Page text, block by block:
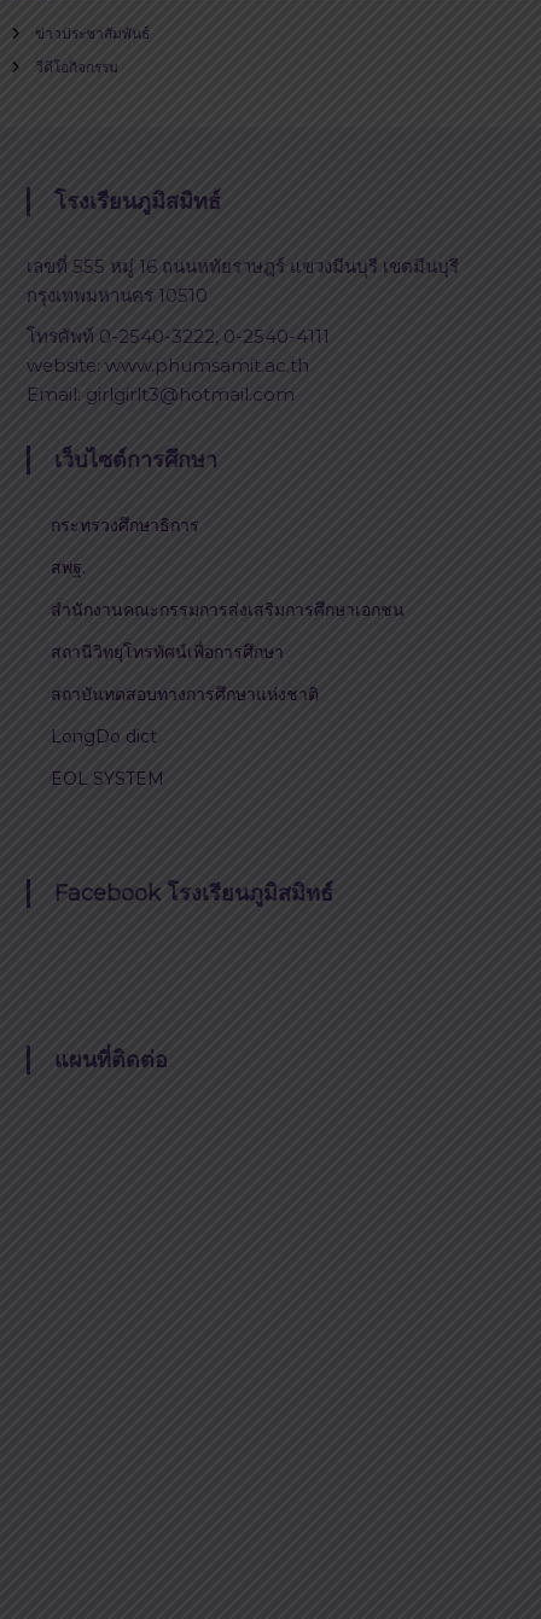
ข่าวประชาสัมพันธ์
วีดีโอกิจกรรม
โรงเรียนภูมิสมิทธ์
เลขที่ 555 หมู่ 16 ถนนหทัยราษฎร์ แขวงมีนบุรี เขตมีนบุรี
กรุงเทพมหานคร 10510
โทรศัพท์ 0-2540-3222, 0-2540-4111
website: www.phumsamit.ac.th
Email: girlgirlt3@hotmail.com
เว็บไซต์การศึกษา
กระทรวงศึกษาธิการ
สพฐ.
สำนักงานคณะกรรมการส่งเสริมการศึกษาเอกชน
สถานีวิทยุโทรทัศน์เพื่อการศึกษา
สถาบันทดสอบทางการศึกษาแห่งชาติ
LongDo dict
EOL SYSTEM
Facebook โรงเรียนภูมิสมิทธ์
แผนที่ติดต่อ